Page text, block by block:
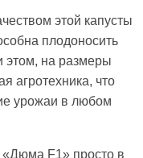
этой капусты
плодоносить
этом, на размеры
агротехника, что
урожаи в любом
F1» просто в